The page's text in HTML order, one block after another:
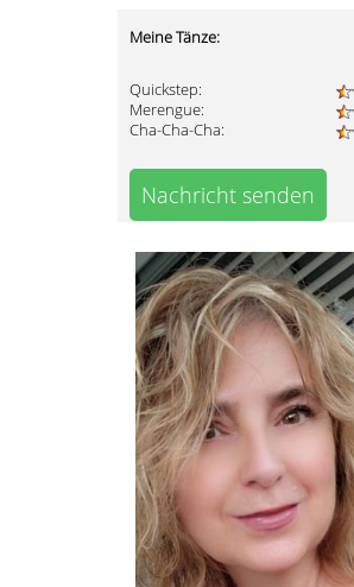
Meine Tänze:
Quickstep:
Merengue:
Cha-Cha-Cha:
Nachricht senden